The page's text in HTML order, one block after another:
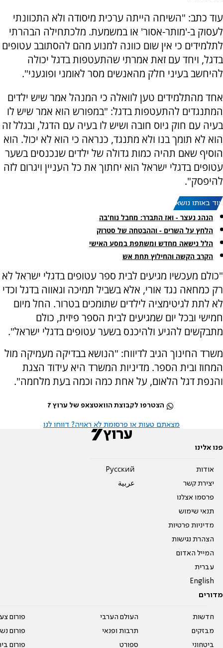
עוד כתב: "השיחה הייתה ערכית מיסודה ולא התכוונתי
לעסוק ב-'מותר-אסור' או במשמעת. מלכתחילה הבהרתי
לתלמידים כי אין שום כוונה למנוע מהם להסתובב עטופים
בדגל, ויחד עם זאת אמרתי שהתעטפות בדגל יכולה
להיחשב בעיני חלק מהאנשים מסר לאומני ופוגעני".
אחד מהתלמידים טען לוואלה כי המנהל אמר שיש ילדים
המתנגדים להתעטפות בדגל: "במפורש הוא אמר שיש לו
בעיה עם חוק גיוס חובה ושיש לו בעיה עם הדגל, ובגלל זה
הוא לא תומך בנו ולא מתנגד, כנראה כי הוא לא יכול. הוא
הוסיף שאם תהיה כמות גדולה של ילדים שנכנסים בשער
עטופים בדגלי ישראל הוא יחתוך את כל העניין ויגרום לזה
להיפסק".
עוד באותו נושא:
הנהג נעצר - ואז התברר: מחבל נוח'בה
הלחץ על השרים - וההבטחה של סטרוק
הלל נישאה מחדש ומשתפת במסע האישי
הקרב הקשה והחילוץ תחת אש
"כולם מעכשיו מגיעים לבית ספר עטופים בדגלי ישראל לא
רק כמחאה נגד אורי, אלא בשביל תמיכה וגאווה בדגל וכדי
לא לתת לגיטימציה לילדים שתומכים בטרור. החל מיום
חמישי ובכל יום שמגיעים לבית הספר פיזית, כולם
מתבקשים להגיע ולהיכנס בשער עטופים בדגלי ישראל".
משרד החינוך הגיב לדיווח: "הנושא בבדיקה מעמיקה מול
המחוז ובית הספר. מדיניות המשרד היא עידוד הצגת
והנפת דגל הלאום, על אחת כמה וכמה בעת מלחמה".
הצטרפו לקבוצת הוואטצאפ של ערוץ 7
מצאתם טעות או פרסומת לא ראויה? דווחו לנו
פנו אלינו
אודות
יצירת קשר
פרסמו אצלנו
תנאי שימוש
מדיניות פרטיות
הצהרת נגישות
המייל האדום
עברית
English
Pусский
عربية
מדורים
חדשות
מבזקים
ביטחוני
העולם הערבי
תרבות ופנאי
ספורט
פורום
פורום
פורום